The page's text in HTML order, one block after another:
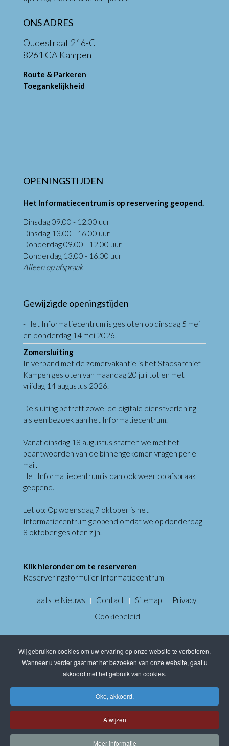
ONS ADRES
Oudestraat 216-C
8261 CA Kampen
Route & Parkeren
Toegankelijkheid
OPENINGSTIJDEN
Het Informatiecentrum is op reservering geopend.
Dinsdag 09.00 - 12.00 uur
Dinsdag 13.00 - 16.00 uur
Donderdag 09.00 - 12.00 uur
Donderdag 13.00 - 16.00 uur
Alleen op afspraak
Gewijzigde openingstijden
- Het Informatiecentrum is gesloten op dinsdag 5 mei
en donderdag 14 mei 2026.
Zomersluiting
In verband met de zomervakantie is het Stadsarchief
Kampen gesloten van maandag 20 juli tot en met
vrijdag 14 augustus 2026.
De sluiting betreft zowel de digitale dienstverlening
als een bezoek aan het Informatiecentrum.
Vanaf dinsdag 18 augustus starten we met het
beantwoorden van de binnengekomen vragen per e-
mail.
Het Informatiecentrum is dan ook weer op afspraak
geopend.
Let op: Op woensdag 7 oktober is het
Informatiecentrum geopend omdat we op donderdag
8 oktober gesloten zijn.
Klik hieronder om te reserveren
Reserveringsformulier Informatiecentrum
Laatste Nieuws Contact Sitemap
Privacy
Cookiebeleid
Wij gebruiken cookies om uw ervaring op onze website te verbeteren.
Wanneer u verder gaat met het bezoeken van onze website, gaat u
akkoord met het gebruik van cookies.
Oke, akkoord.
Afwijzen
Meer informatie